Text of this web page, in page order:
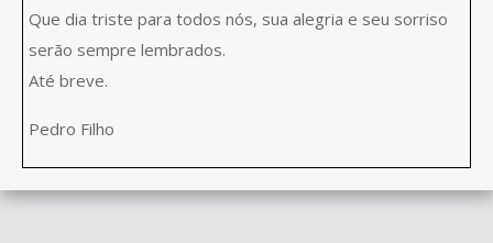
Que dia triste para todos nós, sua alegria e seu sorriso
serão sempre lembrados.
Até breve.
Pedro Filho